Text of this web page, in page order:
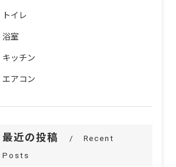
トイレ
浴室
キッチン
エアコン
最近の投稿
Recent
Posts